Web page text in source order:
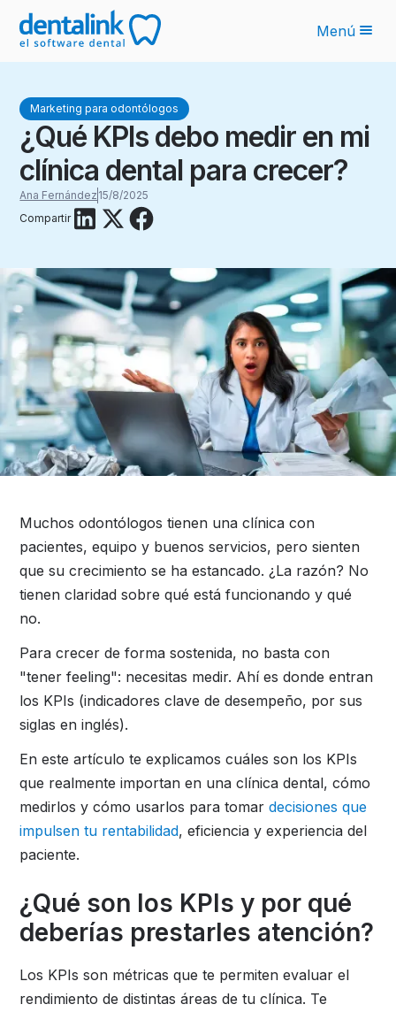
Novedades IA
Planes
Sobre nosotros
Blog
Recursos
Latinoamérica
Ingresar
Solicita tu cotización
Menú
Marketing para odontólogos
¿Qué KPIs debo medir en mi
clínica dental para crecer?
Ana Fernández 15/8/2025
Compartir
Muchos odontólogos tienen una clínica con
pacientes, equipo y buenos servicios, pero sienten
que su crecimiento se ha estancado. ¿La razón? No
tienen claridad sobre qué está funcionando y qué
no.
Para crecer de forma sostenida, no basta con
"tener feeling": necesitas medir. Ahí es donde entran
los KPIs (indicadores clave de desempeño, por sus
siglas en inglés).
En este artículo te explicamos cuáles son los KPIs
que realmente importan en una clínica dental, cómo
medirlos y cómo usarlos para tomardecisiones que
impulsen tu rentabilidad, eficiencia y experiencia del
paciente.
¿Qué son los KPIs y por qué
deberías prestarles atención?
Los KPIs son métricas que te permiten evaluar el
rendimiento de distintas áreas de tu clínica. Te